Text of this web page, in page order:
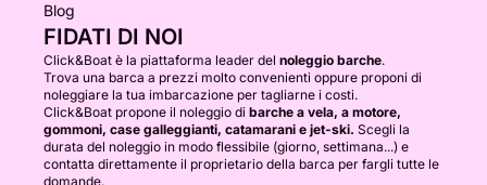
Blog
FIDATI DI NOI
Click&Boat è la piattaforma leader del noleggio barche.
Trova una barca a prezzi molto convenienti oppure proponi di
noleggiare la tua imbarcazione per tagliarne i costi.
Click&Boat propone il noleggio di barche a vela, a motore,
gommoni, case galleggianti, catamarani e jet-ski. Scegli la
durata del noleggio in modo flessibile (giorno, settimana...) e
contatta direttamente il proprietario della barca per fargli tutte le
domande.